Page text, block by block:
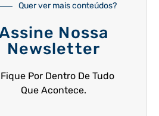
Quer ver mais conteúdos?
Nossa
Newsletter
Fique Por Dentro De Tudo
Que Acontece.